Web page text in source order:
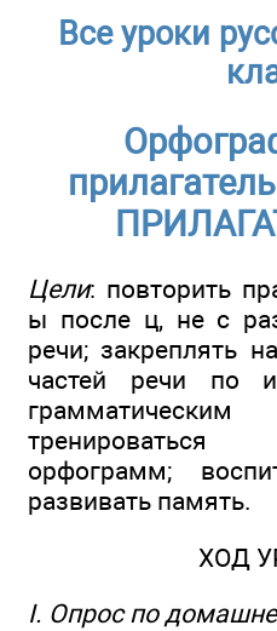
Все уроки
Цели: повторить
ы после ц, не с
речи; закреплять
частей речи по
орфограмм;
развивать память.
ХОД
I. Опрос по